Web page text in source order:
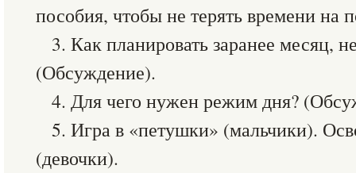
пособия, чтобы не терять времени на
3. Как планировать заранее месяц,
(Обсуждение).
4. Для чего нужен режим дня?
5. Игра в «петушки» (мальчики).
(девочки).